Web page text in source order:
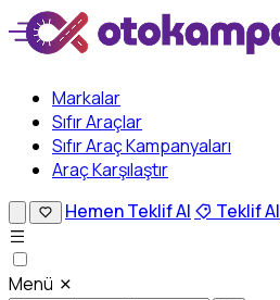
Markalar
Sıfır Araçlar
Sıfır Araç Kampanyaları
Araç Karşılaştır
Hemen Teklif Al Teklif Al
Menü